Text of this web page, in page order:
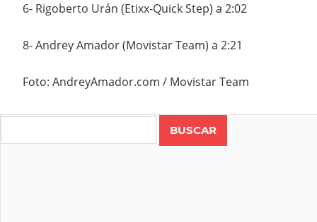
6- Rigoberto Urán (Etixx-Quick Step) a 2:02
8- Andrey Amador (Movistar Team) a 2:21
Foto: AndreyAmador.com / Movistar Team